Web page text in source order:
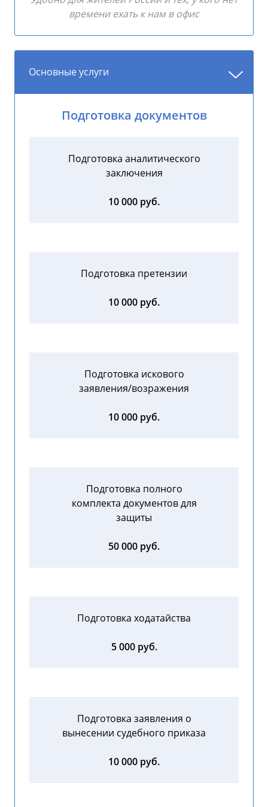
времени ехать к нам в офис
Основные услуги
Подготовка документов
Подготовка аналитического
заключения
10 000 руб.
Подготовка претензии
10 000 руб.
Подготовка искового
заявления/возражения
10 000 руб.
Подготовка полного
комплекта документов для
защиты
50 000 руб.
Подготовка ходатайства
5 000 руб.
Подготовка заявления о
вынесении судебного приказа
10 000 руб.